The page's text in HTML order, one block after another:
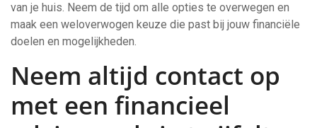
van je huis. Neem de tijd om alle opties te overwegen en
maak een weloverwogen keuze die past bij jouw financiële
doelen en mogelijkheden.
Neem altijd contact op
met een financieel